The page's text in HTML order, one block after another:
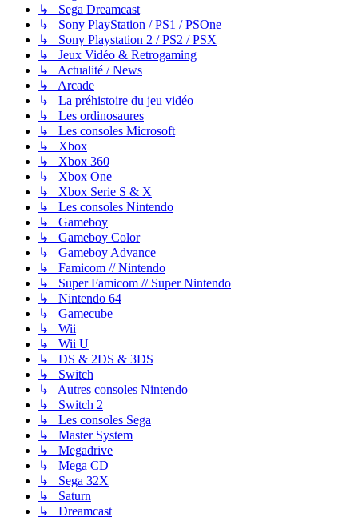
↳ Sega Dreamcast
↳ Sony PlayStation / PS1 / PSOne
↳ Sony Playstation 2 / PS2 / PSX
↳ Jeux Vidéo & Retrogaming
↳ Actualité / News
↳ Arcade
↳ La préhistoire du jeu vidéo
↳ Les ordinosaures
↳ Les consoles Microsoft
↳ Xbox
↳ Xbox 360
↳ Xbox One
↳ Xbox Serie S & X
↳ Les consoles Nintendo
↳ Gameboy
↳ Gameboy Color
↳ Gameboy Advance
↳ Famicom // Nintendo
↳ Super Famicom // Super Nintendo
↳ Nintendo 64
↳ Gamecube
↳ Wii
↳ Wii U
↳ DS & 2DS & 3DS
↳ Switch
↳ Autres consoles Nintendo
↳ Switch 2
↳ Les consoles Sega
↳ Master System
↳ Megadrive
↳ Mega CD
↳ Sega 32X
↳ Saturn
↳ Dreamcast